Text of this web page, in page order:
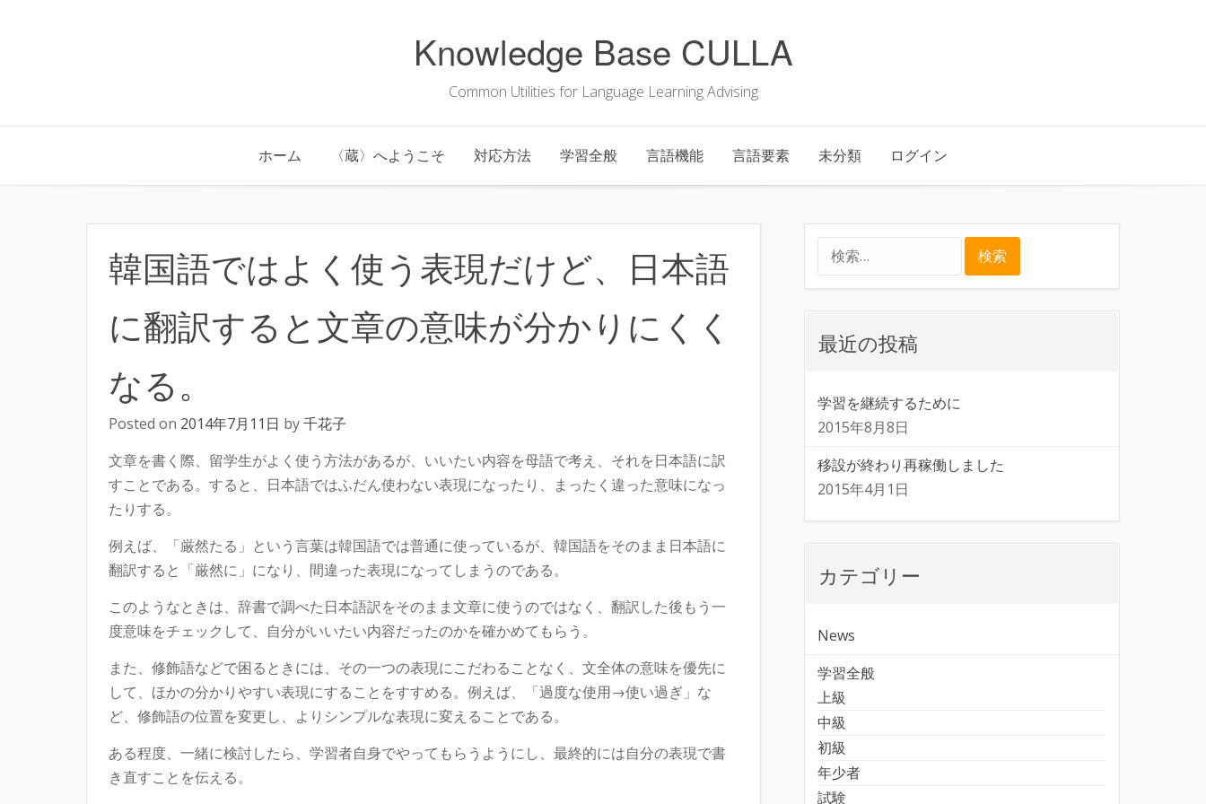
Knowledge Base CULLA
Common Utilities for Language Learning Advising
ホーム 〈蔵〉へようこそ 対応方法 学習全般 言語機能 言語要素 未分類 ログイン
韓国語ではよく使う表現だけど、日本語
に翻訳すると文章の意味が分かりにくく
なる。
Posted on 2014年7月11日 by千花子
文章を書く際、留学生がよく使う方法があるが、いいたい内容を母語で考え、それを日本語に訳
すことである。すると、日本語ではふだん使わない表現になったり、まったく違った意味になっ
たりする。
例えば、「厳然たる」という言葉は韓国語では普通に使っているが、韓国語をそのまま日本語に
翻訳すると「厳然に」になり、間違った表現になってしまうのである。
このようなときは、辞書で調べた日本語訳をそのまま文章に使うのではなく、翻訳した後もう一
度意味をチェックして、自分がいいたい内容だったのかを確かめてもらう。
また、修飾語などで困るときには、その一つの表現にこだわることなく、文全体の意味を優先に
して、ほかの分かりやすい表現にすることをすすめる。例えば、「過度な使用→使い過ぎ」な
ど、修飾語の位置を変更し、よりシンプルな表現に変えることである。
ある程度、一緒に検討したら、学習者自身でやってもらうようにし、最終的には自分の表現で書
き直すことを伝える。
最近の投稿
学習を継続するために
2015年8月8日
移設が終わり再稼働しました
2015年4月1日
カテゴリー
News
学習全般
上級
中級
初級
年少者
試験